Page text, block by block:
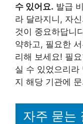
수 있어요. 발급
라 달라지니, 자
것이 중요하답니
약하고, 필요한
리해 보세요! 필
실 수 있었으리라
지 해당 기관에
자주 묻는